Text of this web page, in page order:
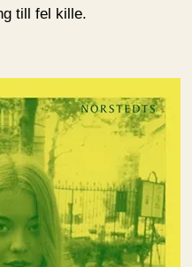
till fel kille.